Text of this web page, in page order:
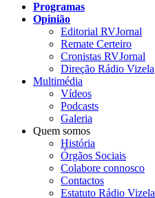
Programas
Opinião
Editorial RVJornal
Remate Certeiro
Cronistas RVJornal
Direção Rádio Vizela
Multimédia
Vídeos
Podcasts
Galeria
Quem somos
História
Órgãos Sociais
Colabore connosco
Contactos
Estatuto Rádio Vizela